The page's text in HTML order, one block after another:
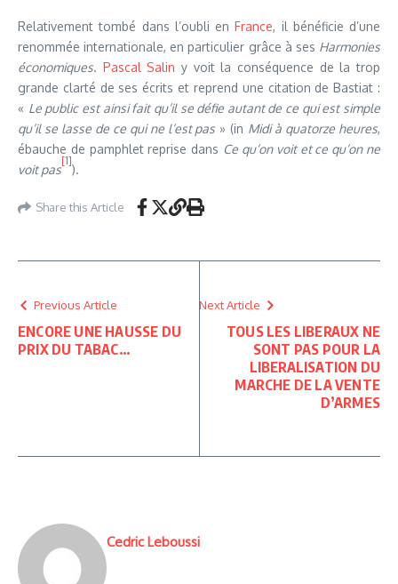
Relativement tombé dans l’oubli enFrance, il bénéficie d’une
renommée internationale, en particulier grâce à ses Harmonies
économiques. Pascal Salin y voit la conséquence de la trop
grande clarté de ses écrits et reprend une citation de Bastiat :
« Le public est ainsi fait qu’il se défie autant de ce qui est simple
qu’il se lasse de ce qui ne l’est pas » (in Midi à quatorze heures,
ébauche de pamphlet reprise dans Ce qu’on voit et ce qu’on ne
voit pas
[1]
).
Share this Article
Previous Article
ENCORE UNE HAUSSE DU
PRIX DU TABAC…
Next Article
TOUS LES LIBERAUX NE
SONT PAS POUR LA
LIBERALISATION DU
MARCHE DE LA VENTE
D’ARMES
Cedric Leboussi